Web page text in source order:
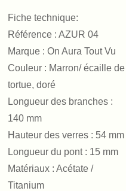
Fiche technique:
Référence : AZUR 04
Marque : On Aura Tout Vu
Couleur : Marron/ écaille de
tortue, doré
Longueur des branches :
140 mm
Hauteur des verres : 54 mm
Longueur du pont : 15 mm
Matériaux : Acétate /
Titanium